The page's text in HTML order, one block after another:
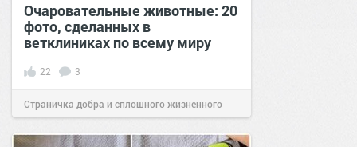
Очаровательные животные: 20
фото, сделанных в
ветклиниках по всему миру
22 3
Страничка добра и сплошного жизненного
позитива! 14:45 06 окт 2023